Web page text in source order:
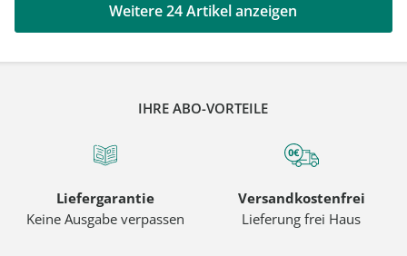
Weitere 24 Artikel anzeigen
IHRE ABO-VORTEILE
Liefergarantie
Keine Ausgabe verpassen
Versandkostenfrei
Lieferung frei Haus